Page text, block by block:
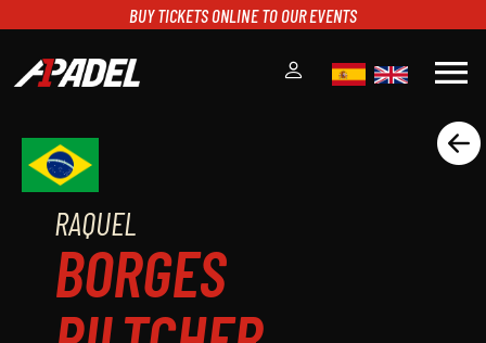
BUY TICKETS ONLINE TO OUR EVENTS
menu
NOTICIAS
MULTIMEDIA
SCOREBOARD
RAQUEL
BORGES